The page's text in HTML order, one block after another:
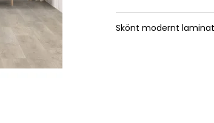
Skönt modernt